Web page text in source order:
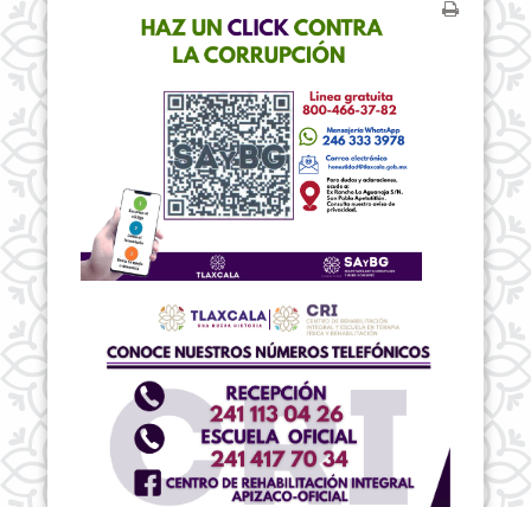
Imprimir